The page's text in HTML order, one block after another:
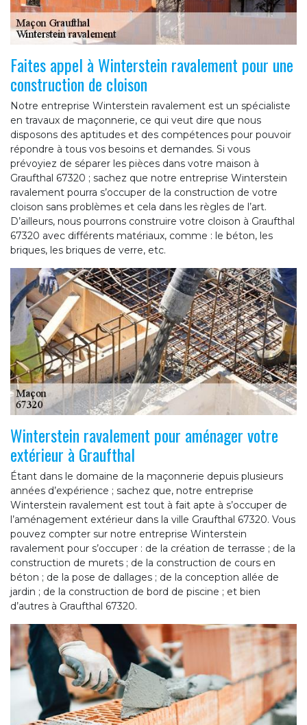
Faites appel à Winterstein ravalement pour une
construction de cloison
Notre entreprise Winterstein ravalement est un spécialiste
en travaux de maçonnerie, ce qui veut dire que nous
disposons des aptitudes et des compétences pour pouvoir
répondre à tous vos besoins et demandes. Si vous
prévoyiez de séparer les pièces dans votre maison à
Graufthal 67320 ; sachez que notre entreprise Winterstein
ravalement pourra s’occuper de la construction de votre
cloison sans problèmes et cela dans les règles de l’art.
D’ailleurs, nous pourrons construire votre cloison à Graufthal
67320 avec différents matériaux, comme : le béton, les
briques, les briques de verre, etc.
Winterstein ravalement pour aménager votre
extérieur à Graufthal
Étant dans le domaine de la maçonnerie depuis plusieurs
années d’expérience ; sachez que, notre entreprise
Winterstein ravalement est tout à fait apte à s’occuper de
l’aménagement extérieur dans la ville Graufthal 67320. Vous
pouvez compter sur notre entreprise Winterstein
ravalement pour s’occuper : de la création de terrasse ; de la
construction de murets ; de la construction de cours en
béton ; de la pose de dallages ; de la conception allée de
jardin ; de la construction de bord de piscine ; et bien
d’autres à Graufthal 67320.